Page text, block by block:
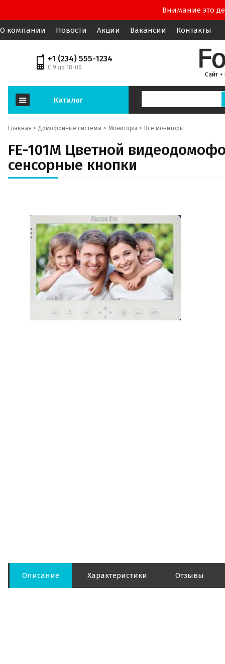
Внимание это
О компании Новости Акции Вакансии Контакты
+1 (234) 555-1234
С 9 до 18-00
Сайт +
Каталог
Главная > Домофонные системы Мониторы Все мониторы
FE-101M Цветной
сенсорные кнопки
Описание Характеристики Отзывы